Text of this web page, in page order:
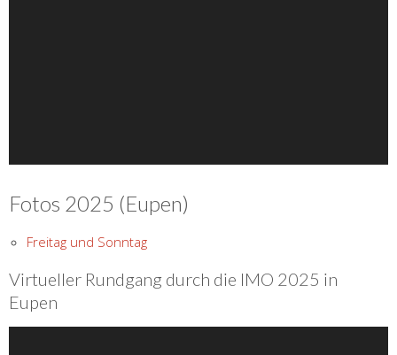
Fotos 2025 (Eupen)
Freitag und Sonntag
Virtueller Rundgang durch die IMO 2025 in
Eupen